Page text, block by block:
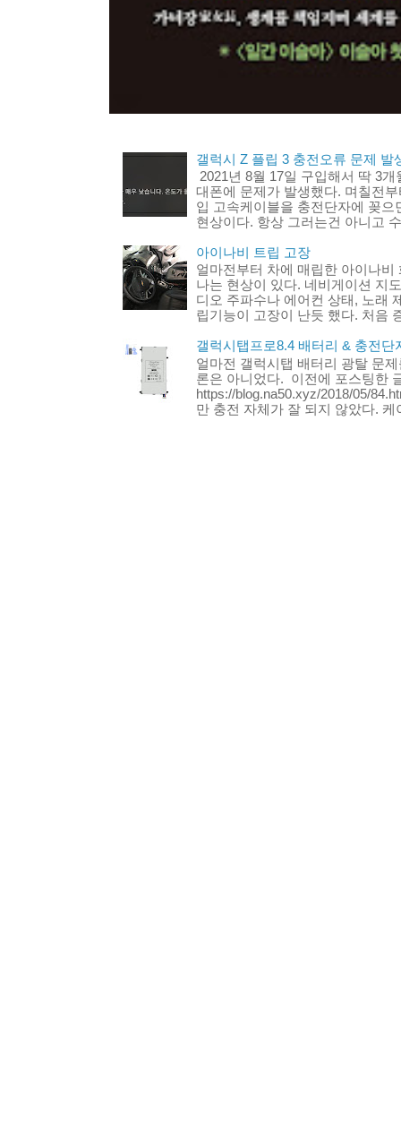
갤럭시 Z 플립 3 충전오류 문제 발
2021년 8월 17일 구입해서 딱 3
대폰에 문제가 발생했다. 며칠전
입 고속케이블을 충전단자에 꽂
현상이다. 항상 그러는건 아니고
아이나비 트립 고장
얼마전부터 차에 매립한 아이나
나는 현상이 있다. 네비게이션 지
디오 주파수나 에어컨 상태, 노래
립기능이 고장이 난듯 했다. 처음
갤럭시탭프로8.4 배터리 & 충전단
얼마전 갤럭시탭 배터리 광탈 문
론은 아니었다. 이전에 포스팅한
https://blog.na50.xyz/2018/05/
만 충전 자체가 잘 되지 않았다. 케